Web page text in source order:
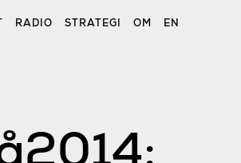
RADIO STRATEGI OM EN